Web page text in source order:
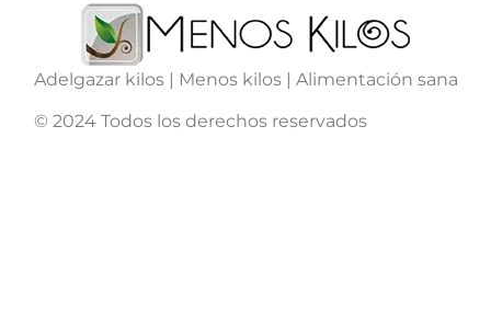
Adelgazar kilos | Menos kilos | Alimentación sana
© 2024 Todos los derechos reservados